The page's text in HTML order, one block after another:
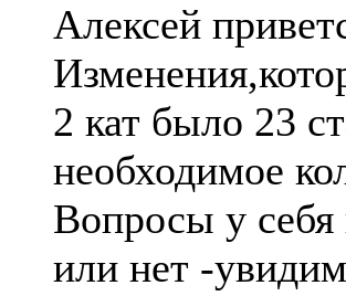
Алексей
2 кат было 23
необходимое
Вопросы у себя
или нет -увидим